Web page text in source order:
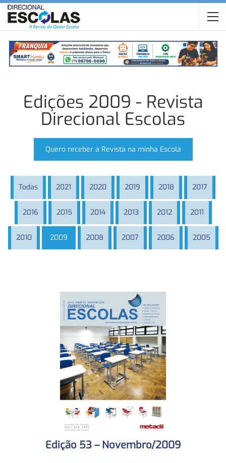
Edições 2009 - Revista
Direcional Escolas
Quero receber a Revista na minha Escola
Todas 2021 2020 2019 2018 2017
2016 2015 2014 2013 2012 2011
2010 2009 2008 2007 2006 2005
Edição 53 – Novembro/2009